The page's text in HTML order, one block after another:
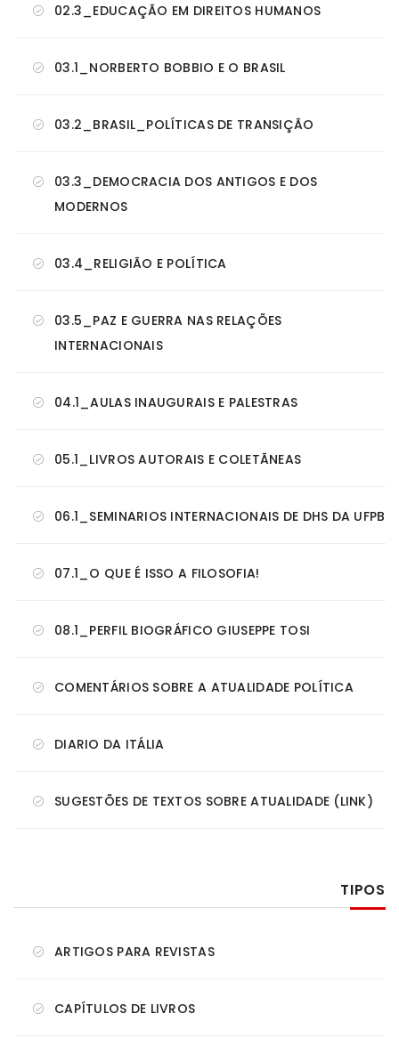
02.3_EDUCAÇÃO EM DIREITOS HUMANOS
03.1_NORBERTO BOBBIO E O BRASIL
03.2_BRASIL_POLÍTICAS DE TRANSIÇÃO
03.3_DEMOCRACIA DOS ANTIGOS E DOS
MODERNOS
03.4_RELIGIÃO E POLÍTICA
03.5_PAZ E GUERRA NAS RELAÇÕES
INTERNACIONAIS
04.1_AULAS INAUGURAIS E PALESTRAS
05.1_LIVROS AUTORAIS E COLETÃNEAS
06.1_SEMINARIOS INTERNACIONAIS DE DHS DA UFPB
07.1_O QUE É ISSO A FILOSOFIA!
08.1_PERFIL BIOGRÁFICO GIUSEPPE TOSI
COMENTÁRIOS SOBRE A ATUALIDADE POLÍTICA
DIARIO DA ITÁLIA
SUGESTÕES DE TEXTOS SOBRE ATUALIDADE (LINK)
TIPOS
ARTIGOS PARA REVISTAS
CAPÍTULOS DE LIVROS